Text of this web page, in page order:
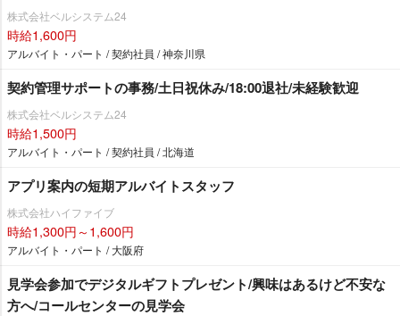
株式会社ベルシステム24
時給1,600円
アルバイト・パート / 契約社員 / 神奈川県
契約管理サポートの事務/土日祝休み/18:00退社/未経験歓迎
株式会社ベルシステム24
時給1,500円
アルバイト・パート / 契約社員 / 北海道
アプリ案内の短期アルバイトスタッフ
株式会社ハイファイブ
時給1,300円～1,600円
アルバイト・パート / 大阪府
見学会参加でデジタルギフトプレゼント/興味はあるけど不安な
方へ/コールセンターの見学会